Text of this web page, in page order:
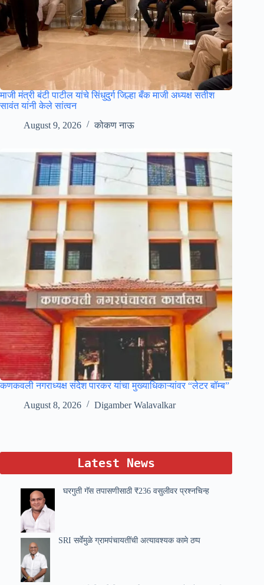
माजी मंत्री बंटी पाटील यांचे सिंधुदुर्ग जिल्हा बँक माजी अध्यक्ष सतीश
सावंत यांनी केले सांत्वन
August 9, 2026
कोकण नाऊ
कणकवली नगराध्यक्ष संदेश पारकर यांचा मुख्याधिकाऱ्यांवर “लेटर बॉम्ब”
August 8, 2026
Digamber Walavalkar
Latest News
घरगुती गॅस तपासणीसाठी ₹236 वसुलीवर प्रश्नचिन्ह
SRI सर्वेमुळे ग्रामपंचायतींची अत्यावश्यक कामे ठप्प